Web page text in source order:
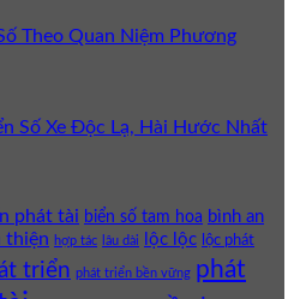
Theo Quan Niệm Phương
Số Xe Độc Lạ, Hài Hước Nhất
phát tài biển số tam hoa bình an
thiện hợp tác lâu dài lộc lộc lộc phát
triển phát triển bền vững phát